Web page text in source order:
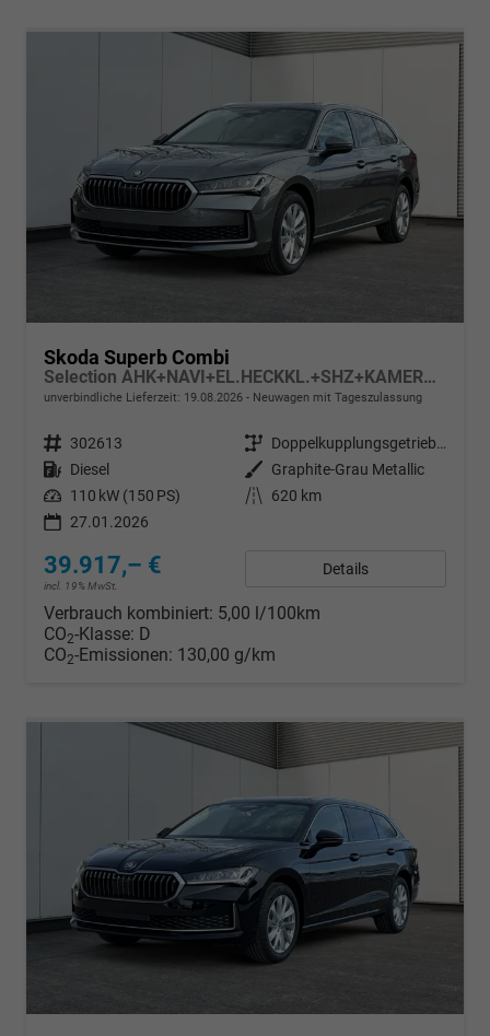
Skoda Superb Combi
Selection AHK+NAVI+EL.HECKKL.+SHZ+KAMERA+LED
unverbindliche Lieferzeit: 19.08.2026 Neuwagen mit Tageszulassung
Fahrzeugnr. 302613 Getriebe
Doppelkupplungsgetriebe (DSG)
Kraftstoff Diesel Außenfarbe
Graphite-Grau Metallic
Leistung 110 kW (150 PS) Kilometerstand
620 km
27.01.2026
39.917,– €
incl. 19% MwSt.
Details
Verbrauch kombiniert: 5,00 l/100km
CO2-Klasse: D
CO2-Emissionen: 130,00 g/km